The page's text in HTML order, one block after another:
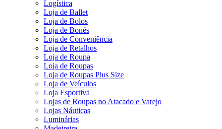
Logística
Loja de Ballet
Loja de Bolos
Loja de Bonés
Loja de Conveniência
Loja de Retalhos
Loja de Roupa
Loja de Roupas
Loja de Roupas Plus Size
Loja de Veículos
Loja Esportiva
Lojas de Roupas no Atacado e Varejo
Lojas Náuticas
Luminárias